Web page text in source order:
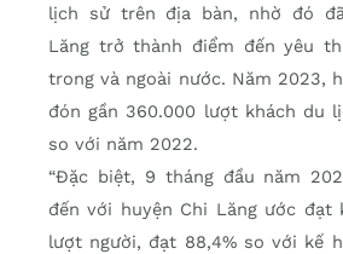
lịch sử trên địa bàn, nhờ đó
Lăng trở thành điểm đến yêu
trong và ngoài nước. Năm 2023,
đón gần 360.000 lượt khách du
so với năm 2022.
“Đặc biệt, 9 tháng đầu năm
đến với huyện Chi Lăng ước đạt
lượt người, đạt 88,4% so với kế